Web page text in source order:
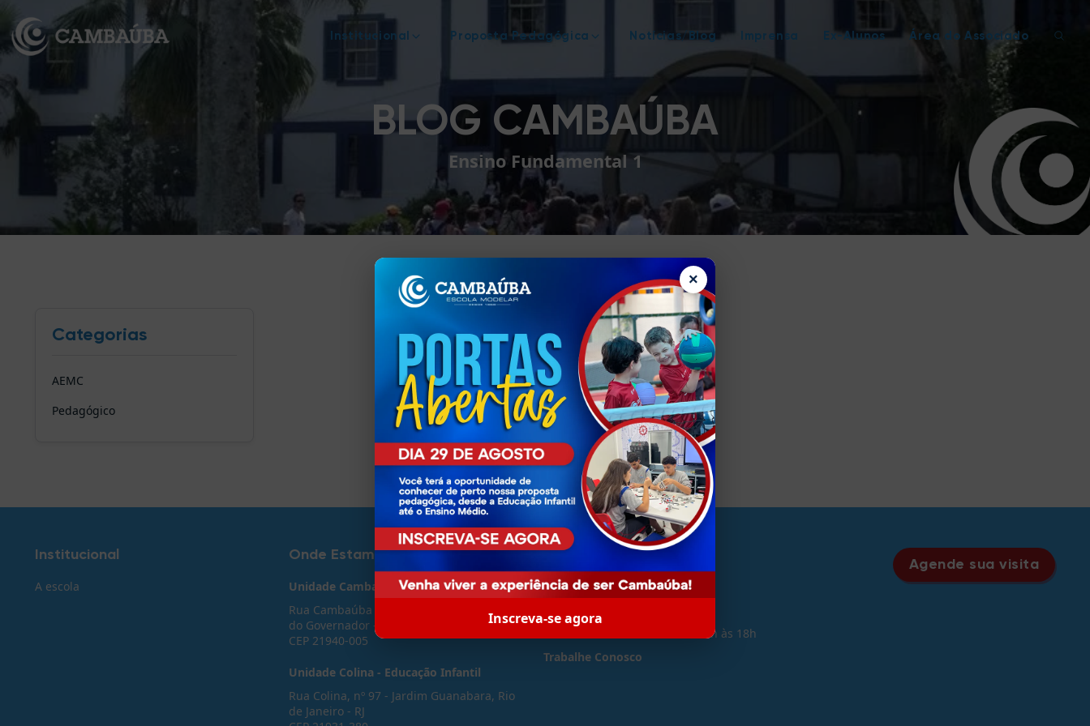
BLOG CAMBAÚBA
Ensino Fundamental 1
Categorias
AEMC
Pedagógico
Institucional
A escola
Onde Estamos
Unidade Cambaúba
Rua Cambaúba 101, Jardim Guanabara Ilha
do Governador - Rio de Janeiro - RJ
CEP 21940-005
Unidade Colina - Educação Infantil
Rua Colina, nº 97 - Jardim Guanabara, Rio
de Janeiro - RJ
Contato
Tel: (21) 2468-1260
Horário de atendimento: Das 7h às 18h
Trabalhe Conosco
Agende sua visita
Institucional Proposta Pedagógica Notícias/Blog Imprensa Ex-Alunos Área do Associado
×
Inscreva-se agora